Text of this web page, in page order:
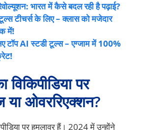
भारत में कैसे बदल रही है पढ़ाई?
टीचर्स के लिए – क्लास को मजेदार
में!
टॉप AI स्टडी टूल्स – एग्जाम में 100%
पर
ओवररिएक्शन?
पर हमलावर हैं। 2024 में उन्होंने